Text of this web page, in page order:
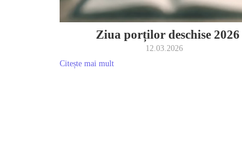
Ziua porților deschise 2026
12.03.2026
Citește mai mult